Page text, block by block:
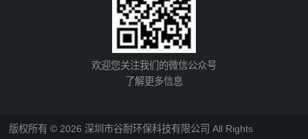
欢迎您关注我们的微信公众号
了解更多信息
版权所有 © 2026 深圳市谷耐环保科技有限公司 All Rights